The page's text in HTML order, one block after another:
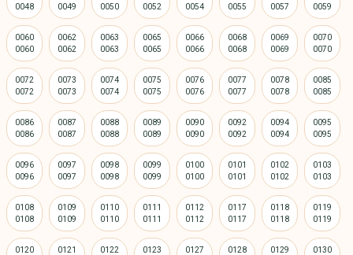
0060 0062 0063 0065 0066 0068 0069 0070
0072 0073 0074 0075 0076 0077 0078 0085
0086 0087 0088 0089 0090 0092 0094 0095
0096 0097 0098 0099 0100 0101 0102 0103
0108 0109 0110 0111 0112 0117 0118 0119
0120 0121 0122 0123 0127 0128 0129 0130